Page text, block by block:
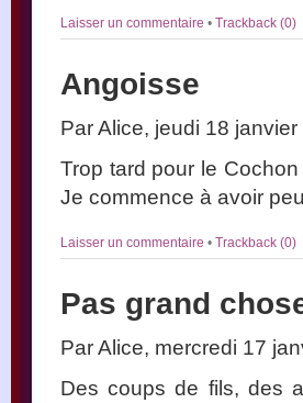
Laisser un commentaire • Trackback (0)
Angoisse
Par Alice, jeudi 18
Trop tard pour le
Je commence à avoir
Laisser un commentaire • Trackback (0)
Pas grand
Par Alice, mercredi 17
Des coups de fils, des